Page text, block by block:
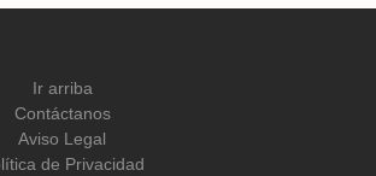
Ir arriba
Contáctanos
Aviso Legal